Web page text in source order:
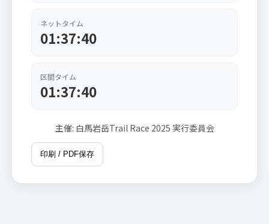
ネットタイム
01:37:40
区間タイム
01:37:40
主催: 白馬岩岳Trail Race 2025 実行委員会
印刷 / PDF保存